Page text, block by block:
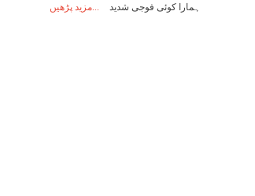
ہمارا کوئی فوجی شدید مزید پڑھیں